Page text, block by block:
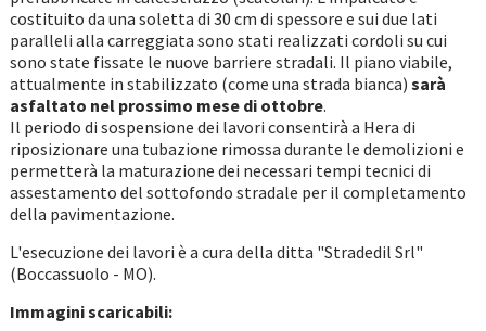
costituito da una soletta di 30 cm di spessore e sui due lati
paralleli alla carreggiata sono stati realizzati cordoli su cui
sono state fissate le nuove barriere stradali. Il piano viabile,
attualmente in stabilizzato (come una strada bianca) sarà
asfaltato nel prossimo mese di ottobre.
Il periodo di sospensione dei lavori consentirà a Hera di
riposizionare una tubazione rimossa durante le demolizioni e
permetterà la maturazione dei necessari tempi tecnici di
assestamento del sottofondo stradale per il completamento
della pavimentazione.
L'esecuzione dei lavori è a cura della ditta "Stradedil Srl"
(Boccassuolo - MO).
Immagini scaricabili: